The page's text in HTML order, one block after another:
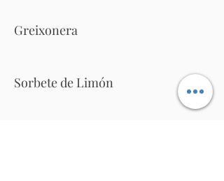
Greixonera
Sorbete de Limón